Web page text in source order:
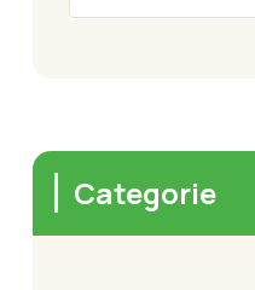
Categorie